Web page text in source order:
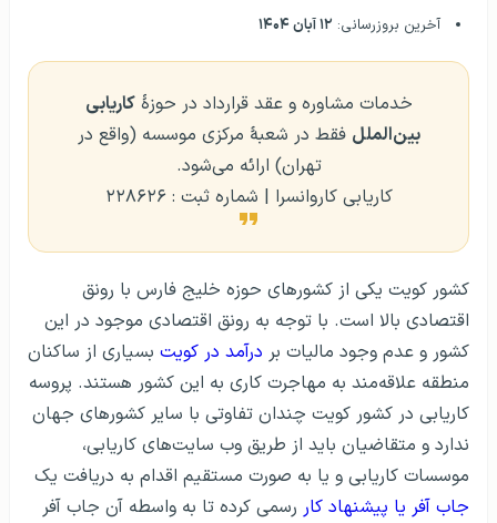
آخرین بروزرسانی: ۱۲ آبان ۱۴۰۴
خدمات مشاوره و عقد قرارداد در حوزهٔکاریابی
بین‌الملل فقط در شعبهٔ مرکزی موسسه (واقع در
تهران) ارائه می‌شود.
کاریابی کاروانسرا | شماره ثبت : ۲۲۸۶۲۶
کشور کویت یکی از کشورهای حوزه خلیج فارس با رونق
اقتصادی بالا است. با توجه به رونق اقتصادی موجود در این
کشور و عدم وجود مالیات بر درآمد در کویت بسیاری از ساکنان
منطقه علاقه‌مند به مهاجرت کاری به این کشور هستند. پروسه
کاریابی در کشور کویت چندان تفاوتی با سایر کشورهای جهان
ندارد و متقاضیان باید از طریق وب سایت‌های کاریابی،
موسسات کاریابی و یا به صورت مستقیم اقدام به دریافت یک
جاب آفر یا پیشنهاد کار رسمی کرده تا به واسطه آن جاب آفر